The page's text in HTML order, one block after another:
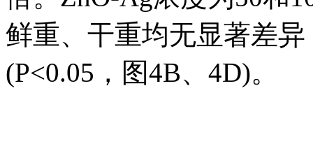
鲜重、干重均无显著差
(P<0.05，图4B、4D)。